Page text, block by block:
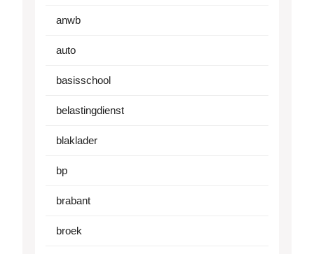
anwb
auto
basisschool
belastingdienst
blaklader
bp
brabant
broek